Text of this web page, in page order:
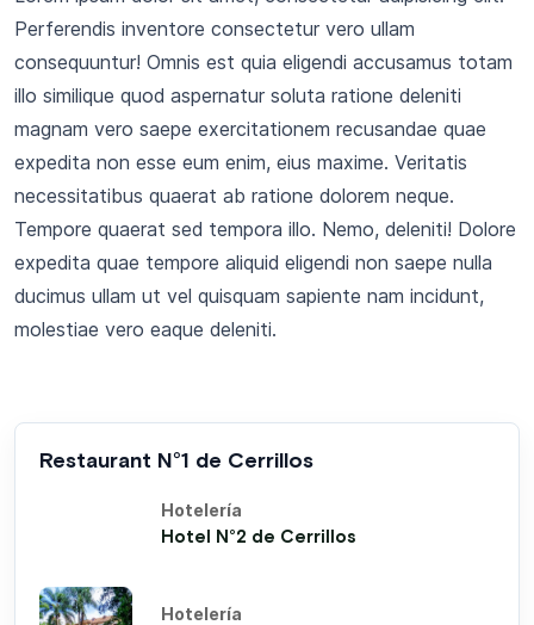
Perferendis inventore consectetur vero ullam
consequuntur! Omnis est quia eligendi accusamus totam
illo similique quod aspernatur soluta ratione deleniti
magnam vero saepe exercitationem recusandae quae
expedita non esse eum enim, eius maxime. Veritatis
necessitatibus quaerat ab ratione dolorem neque.
Tempore quaerat sed tempora illo. Nemo, deleniti! Dolore
expedita quae tempore aliquid eligendi non saepe nulla
ducimus ullam ut vel quisquam sapiente nam incidunt,
molestiae vero eaque deleniti.
Restaurant N°1 de Cerrillos
Hotelería
Hotel N°2 de Cerrillos
Hotelería